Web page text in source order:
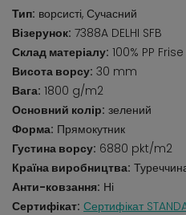
Тип: ворсисті, Сучасний
Візерунок: 7388A DELHI SFB
Склад матеріалу: 100% PP Frise
Висота ворсу: 30 mm
Вага: 1800 g/m2
Основний колір: зелений
Форма: Прямокутник
Густина ворсу: 6880 pkt/m2
Країна виробництва:
Анти-ковзання: Ні
Сертифікат: Сертифікат